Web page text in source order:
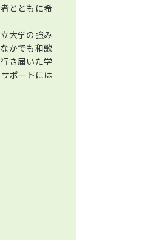
とともに希
大学の強み
かでも和歌
き届いた学
ポートには